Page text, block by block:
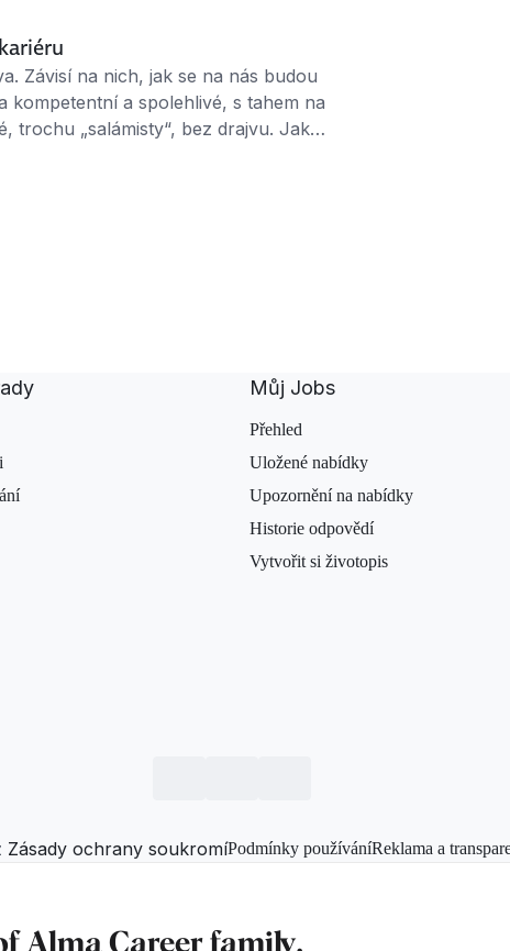
Závisí na nich, jak se na nás budou
kompetentní a spolehlivé, s tahem na
trochu „salámisty“, bez drajvu. Jak
Můj Jobs
Přehled
Uložené nabídky
Upozornění na nabídky
Historie odpovědí
Vytvořit si životopis
Zásady ochrany soukromíPodmínky používáníReklama a
Alma Careerfamily.